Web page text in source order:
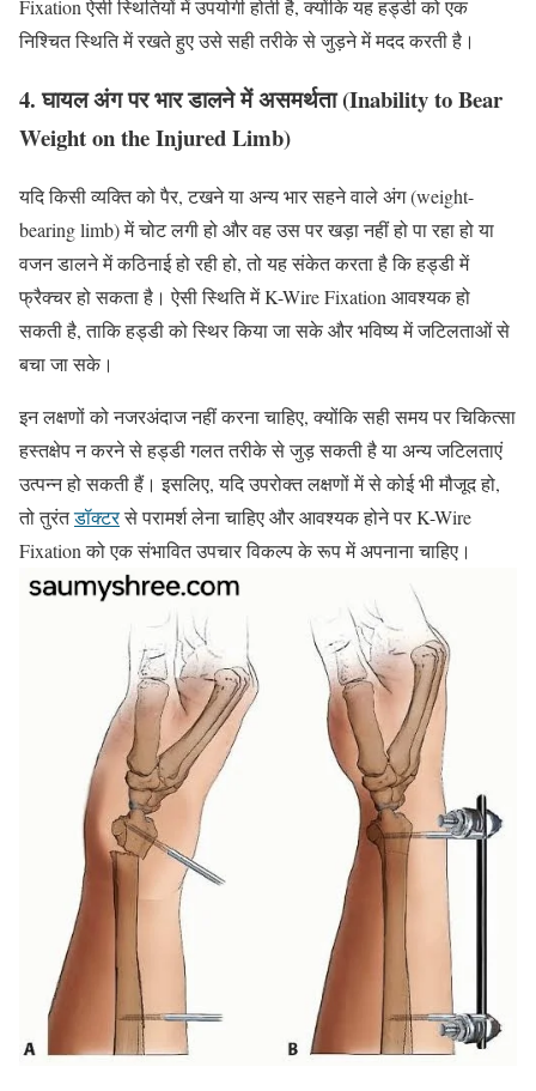
Fixation ऐसी स्थितियों में उपयोगी होती है, क्योंकि यह हड्डी को एक
निश्चित स्थिति में रखते हुए उसे सही तरीके से जुड़ने में मदद करती है।
4. घायल अंग पर भार डालने में असमर्थता (Inability to Bear
Weight on the Injured Limb)
यदि किसी व्यक्ति को पैर, टखने या अन्य भार सहने वाले अंग (weight-
bearing limb) में चोट लगी हो और वह उस पर खड़ा नहीं हो पा रहा हो या
वजन डालने में कठिनाई हो रही हो, तो यह संकेत करता है कि हड्डी में
फ्रैक्चर हो सकता है। ऐसी स्थिति में K-Wire Fixation आवश्यक हो
सकती है, ताकि हड्डी को स्थिर किया जा सके और भविष्य में जटिलताओं से
बचा जा सके।
इन लक्षणों को नजरअंदाज नहीं करना चाहिए, क्योंकि सही समय पर चिकित्सा
हस्तक्षेप न करने से हड्डी गलत तरीके से जुड़ सकती है या अन्य जटिलताएं
उत्पन्न हो सकती हैं। इसलिए, यदि उपरोक्त लक्षणों में से कोई भी मौजूद हो,
तो तुरंतडॉक्टरसे परामर्श लेना चाहिए और आवश्यक होने पर K-Wire
Fixation को एक संभावित उपचार विकल्प के रूप में अपनाना चाहिए।